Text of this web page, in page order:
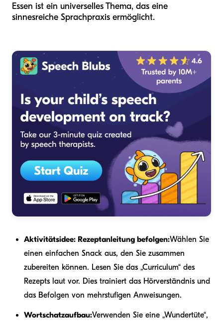
Essen ist ein universelles Thema, das eine
sinnesreiche Sprachpraxis ermöglicht.
Aktivitätsidee: Rezeptanleitung befolgen:Wählen Sie
einen einfachen Snack aus, den Sie zusammen
zubereiten können. Lesen Sie das „Curriculum“ des
Rezepts laut vor. Dies trainiert das Hörverständnis und
das Befolgen von mehrstufigen Anweisungen.
Wortschatzaufbau:Verwenden Sie eine „Wundertüte“,